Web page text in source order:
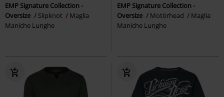
EMP Signature Collection -
Oversize
Slipknot
Maglia
Maniche Lunghe
EMP Signature Collection -
Oversize
Motörhead
Maglia
Maniche Lunghe